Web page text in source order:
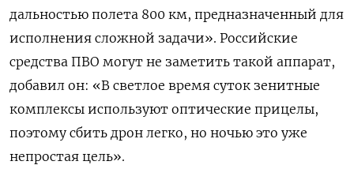
дальностью полета 800 км, предназначенный для
исполнения сложной задачи». Российские
средства ПВО могут не заметить такой аппарат,
добавил он: «В светлое время суток зенитные
комплексы используют оптические прицелы,
поэтому сбить дрон легко, но ночью это уже
непростая цель».